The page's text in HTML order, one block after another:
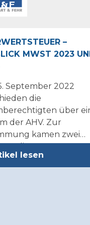
–
MWST 2023
September 2022
die
über
der AHV. Zur
kamen zwei
die
der AHV
eine Erhöhung der
lesen